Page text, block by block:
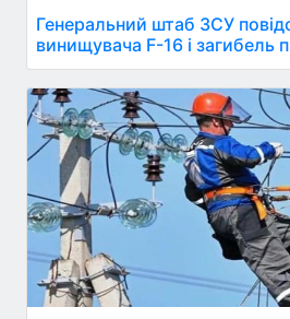
Генеральний штаб ЗСУ
винищувача F-16 і загибель